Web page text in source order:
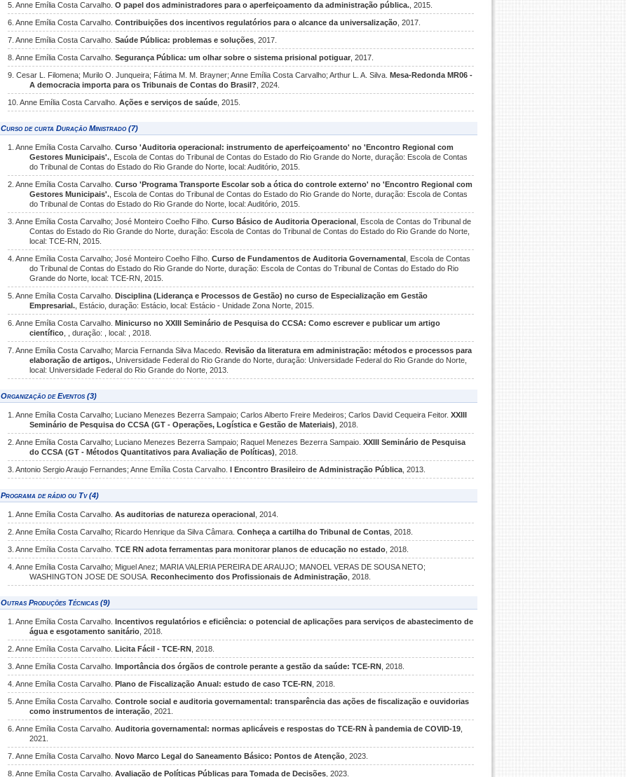
5. Anne Emília Costa Carvalho. O papel dos administradores para o aperfeiçoamento da administração pública. , 2015.
6. Anne Emília Costa Carvalho. Contribuições dos incentivos regulatórios para o alcance da universalização , 2017.
7. Anne Emília Costa Carvalho. Saúde Pública: problemas e soluções , 2017.
8. Anne Emília Costa Carvalho. Segurança Pública: um olhar sobre o sistema prisional potiguar , 2017.
9. Cesar L. Filomena; Murilo O. Junqueira; Fátima M. M. Brayner; Anne Emília Costa Carvalho; Arthur L. A. Silva. Mesa-Redonda MR06 -
A democracia importa para os Tribunais de Contas do Brasil? , 2024.
10. Anne Emília Costa Carvalho. Ações e serviços de saúde , 2015.
Curso de curta Duração Ministrado (7)
1. Anne Emília Costa Carvalho. Curso 'Auditoria operacional: instrumento de aperfeiçoamento' no 'Encontro Regional com
Gestores Municipais'. , Escola de Contas do Tribunal de Contas do Estado do Rio Grande do Norte, duração: Escola de Contas
do Tribunal de Contas do Estado do Rio Grande do Norte, local: Auditório, 2015.
2. Anne Emília Costa Carvalho. Curso 'Programa Transporte Escolar sob a ótica do controle externo' no 'Encontro Regional com
Gestores Municipais'. , Escola de Contas do Tribunal de Contas do Estado do Rio Grande do Norte, duração: Escola de Contas
do Tribunal de Contas do Estado do Rio Grande do Norte, local: Auditório, 2015.
3. Anne Emília Costa Carvalho; José Monteiro Coelho Filho. Curso Básico de Auditoria Operacional , Escola de Contas do Tribunal de
Contas do Estado do Rio Grande do Norte, duração: Escola de Contas do Tribunal de Contas do Estado do Rio Grande do Norte,
local: TCE-RN, 2015.
4. Anne Emília Costa Carvalho; José Monteiro Coelho Filho. Curso de Fundamentos de Auditoria Governamental , Escola de Contas
do Tribunal de Contas do Estado do Rio Grande do Norte, duração: Escola de Contas do Tribunal de Contas do Estado do Rio
Grande do Norte, local: TCE-RN, 2015.
5. Anne Emília Costa Carvalho. Disciplina (Liderança e Processos de Gestão) no curso de Especialização em Gestão
Empresarial. , Estácio, duração: Estácio, local: Estácio - Unidade Zona Norte, 2015.
6. Anne Emília Costa Carvalho. Minicurso no XXIII Seminário de Pesquisa do CCSA: Como escrever e publicar um artigo
científico , , duração: , local: , 2018.
7. Anne Emília Costa Carvalho; Marcia Fernanda Silva Macedo. Revisão da literatura em administração: métodos e processos para
elaboração de artigos. , Universidade Federal do Rio Grande do Norte, duração: Universidade Federal do Rio Grande do Norte,
local: Universidade Federal do Rio Grande do Norte, 2013.
Organização de Eventos (3)
1. Anne Emília Costa Carvalho; Luciano Menezes Bezerra Sampaio; Carlos Alberto Freire Medeiros; Carlos David Cequeira Feitor. XXIII
Seminário de Pesquisa do CCSA (GT - Operações, Logística e Gestão de Materiais) , 2018.
2. Anne Emília Costa Carvalho; Luciano Menezes Bezerra Sampaio; Raquel Menezes Bezerra Sampaio. XXIII Seminário de Pesquisa
do CCSA (GT - Métodos Quantitativos para Avaliação de Políticas) , 2018.
3. Antonio Sergio Araujo Fernandes; Anne Emília Costa Carvalho. I Encontro Brasileiro de Administração Pública , 2013.
Programa de rádio ou Tv (4)
1. Anne Emília Costa Carvalho. As auditorias de natureza operacional , 2014.
2. Anne Emília Costa Carvalho; Ricardo Henrique da Silva Câmara. Conheça a cartilha do Tribunal de Contas , 2018.
3. Anne Emília Costa Carvalho. TCE RN adota ferramentas para monitorar planos de educação no estado , 2018.
4. Anne Emília Costa Carvalho; Miguel Anez; MARIA VALERIA PEREIRA DE ARAUJO; MANOEL VERAS DE SOUSA NETO;
WASHINGTON JOSE DE SOUSA.Reconhecimento dos Profissionais de Administração , 2018.
Outras Produções Técnicas (9)
1. Anne Emília Costa Carvalho. Incentivos regulatórios e eficiência: o potencial de aplicações para serviços de abastecimento de
água e esgotamento sanitário , 2018.
2. Anne Emília Costa Carvalho. Licita Fácil - TCE-RN , 2018.
3. Anne Emília Costa Carvalho. Importância dos órgãos de controle perante a gestão da saúde: TCE-RN , 2018.
4. Anne Emília Costa Carvalho. Plano de Fiscalização Anual: estudo de caso TCE-RN , 2018.
5. Anne Emília Costa Carvalho. Controle social e auditoria governamental: transparência das ações de fiscalização e ouvidorias
como instrumentos de interação , 2021.
6. Anne Emília Costa Carvalho. Auditoria governamental: normas aplicáveis e respostas do TCE-RN à pandemia de COVID-19
2021.
7. Anne Emília Costa Carvalho. Novo Marco Legal do Saneamento Básico: Pontos de Atenção , 2023.
8. Anne Emília Costa Carvalho. Avaliação de Políticas Públicas para Tomada de Decisões , 2023.